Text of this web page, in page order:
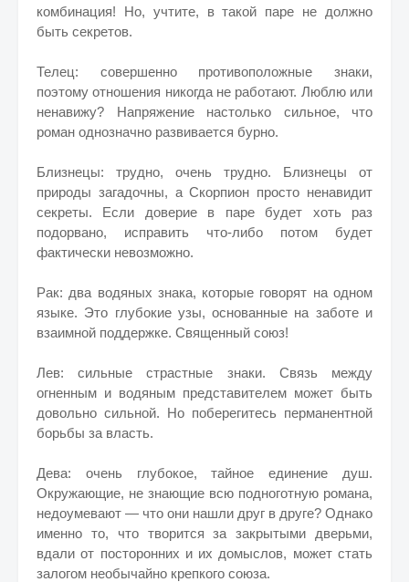
комбинация! Но, учтите, в такой паре не должно
быть секретов.
Телец: совершенно противоположные знаки,
поэтому отношения никогда не работают. Люблю или
ненавижу? Напряжение настолько сильное, что
роман однозначно развивается бурно.
Близнецы: трудно, очень трудно. Близнецы от
природы загадочны, а Скорпион просто ненавидит
секреты. Если доверие в паре будет хоть раз
подорвано, исправить что-либо потом будет
фактически невозможно.
Рак: два водяных знака, которые говорят на одном
языке. Это глубокие узы, основанные на заботе и
взаимной поддержке. Священный союз!
Лев: сильные страстные знаки. Связь между
огненным и водяным представителем может быть
довольно сильной. Но поберегитесь перманентной
борьбы за власть.
Дева: очень глубокое, тайное единение душ.
Окружающие, не знающие всю подноготную романа,
недоумевают — что они нашли друг в друге? Однако
именно то, что творится за закрытыми дверьми,
вдали от посторонних и их домыслов, может стать
залогом необычайно крепкого союза.